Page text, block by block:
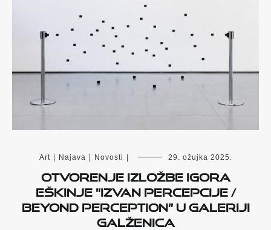
Art | Najava | Novosti | 29. ožujka 2025.
Otvorenje izložbe Igora
Eškinje ”Izvan percepcije /
Beyond Perception” u Galeriji
Galženica